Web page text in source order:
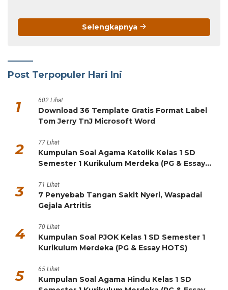
Selengkapnya
Post Terpopuler Hari Ini
1 602 Lihat
Download 36 Template Gratis Format Label
Tom Jerry TnJ Microsoft Word
2 77 Lihat
Kumpulan Soal Agama Katolik Kelas 1 SD
Semester 1 Kurikulum Merdeka (PG & Essay
3 71 Lihat
7 Penyebab Tangan Sakit Nyeri, Waspadai
Gejala Artritis
4 70 Lihat
Kumpulan Soal PJOK Kelas 1 SD Semester 1
Kurikulum Merdeka (PG & Essay HOTS)
5 65 Lihat
Kumpulan Soal Agama Hindu Kelas 1 SD